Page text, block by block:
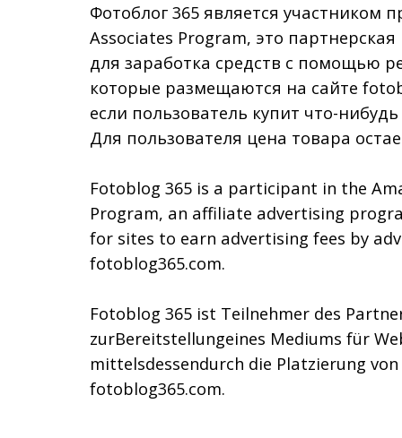
Фотоблог 365 является участником
Associates Program, это
для заработка средств с помощью
которые размещаются на сайте
если пользователь купит что-
Для пользователя цена товара
Fotoblog 365 is a participant in the
Program, an affiliate advertising
for sites to earn advertising fees by
fotoblog365.com.
Fotoblog 365 ist Teilnehmer des
zurBereitstellungeines Mediums für
mittelsdessendurch die Platzierung
fotoblog365.com.